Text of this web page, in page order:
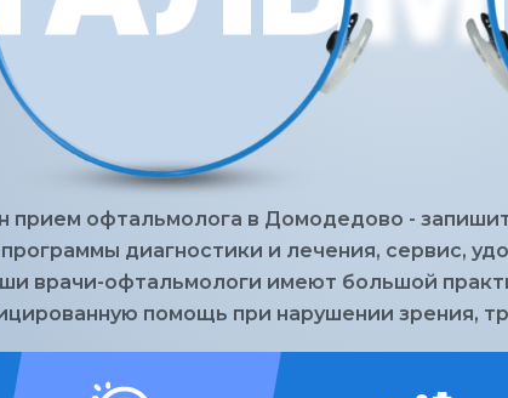
прием офтальмолога в Домодедово -
программы диагностики и лечения, сервис,
врачи-офтальмологи имеют большой
помощь при нарушении зрения,